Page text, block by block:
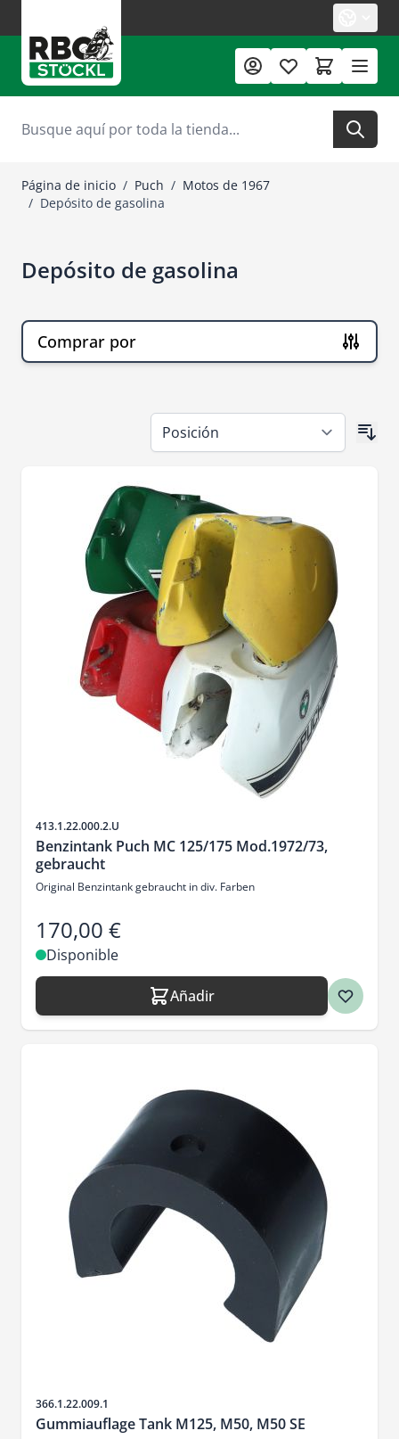
Buscar
Página de inicio / Puch / Motos de 1967
/ Depósito de gasolina
Depósito de gasolina
Comprar por
SKU
413.1.22.000.2.U
Benzintank Puch MC 125/175 Mod.1972/73,
gebraucht
Original Benzintank gebraucht in div. Farben
170,00 €
Disponible
Añadir
SKU
366.1.22.009.1
Gummiauflage Tank M125, M50, M50 SE